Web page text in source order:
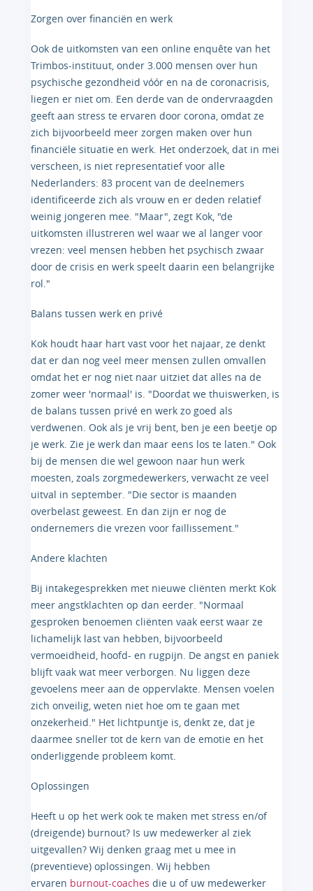
Zorgen over financiën en werk
Ook de uitkomsten van een online enquête van het
Trimbos-instituut, onder 3.000 mensen over hun
psychische gezondheid vóór en na de coronacrisis,
liegen er niet om. Een derde van de ondervraagden
geeft aan stress te ervaren door corona, omdat ze
zich bijvoorbeeld meer zorgen maken over hun
financiële situatie en werk. Het onderzoek, dat in mei
verscheen, is niet representatief voor alle
Nederlanders: 83 procent van de deelnemers
identificeerde zich als vrouw en er deden relatief
weinig jongeren mee. "Maar", zegt Kok, "de
uitkomsten illustreren wel waar we al langer voor
vrezen: veel mensen hebben het psychisch zwaar
door de crisis en werk speelt daarin een belangrijke
rol."
Balans tussen werk en privé
Kok houdt haar hart vast voor het najaar, ze denkt
dat er dan nog veel meer mensen zullen omvallen
omdat het er nog niet naar uitziet dat alles na de
zomer weer 'normaal' is. "Doordat we thuiswerken, is
de balans tussen privé en werk zo goed als
verdwenen. Ook als je vrij bent, ben je een beetje op
je werk. Zie je werk dan maar eens los te laten." Ook
bij de mensen die wel gewoon naar hun werk
moesten, zoals zorgmedewerkers, verwacht ze veel
uitval in september. "Die sector is maanden
overbelast geweest. En dan zijn er nog de
ondernemers die vrezen voor faillissement."
Andere klachten
Bij intakegesprekken met nieuwe cliënten merkt Kok
meer angstklachten op dan eerder. "Normaal
gesproken benoemen cliënten vaak eerst waar ze
lichamelijk last van hebben, bijvoorbeeld
vermoeidheid, hoofd- en rugpijn. De angst en paniek
blijft vaak wat meer verborgen. Nu liggen deze
gevoelens meer aan de oppervlakte. Mensen voelen
zich onveilig, weten niet hoe om te gaan met
onzekerheid." Het lichtpuntje is, denkt ze, dat je
daarmee sneller tot de kern van de emotie en het
onderliggende probleem komt.
Oplossingen
Heeft u op het werk ook te maken met stress en/of
(dreigende) burnout? Is uw medewerker al ziek
uitgevallen? Wij denken graag met u mee in
(preventieve) oplossingen. Wij hebben
ervaren burnout-coaches die u of uw medewerker